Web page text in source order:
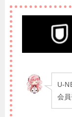
U-
会